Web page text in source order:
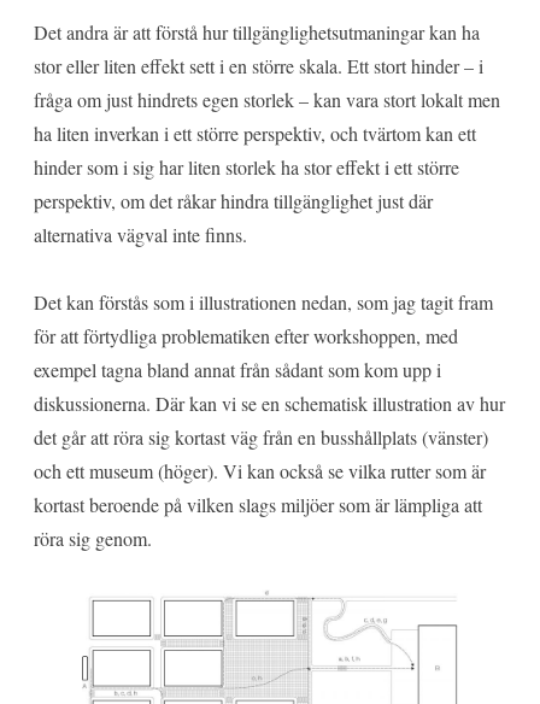
Det andra är att förstå hur tillgänglighetsutmaningar kan ha
stor eller liten effekt sett i en större skala. Ett stort hinder – i
fråga om just hindrets egen storlek – kan vara stort lokalt men
ha liten inverkan i ett större perspektiv, och tvärtom kan ett
hinder som i sig har liten storlek ha stor effekt i ett större
perspektiv, om det råkar hindra tillgänglighet just där
alternativa vägval inte finns.
Det kan förstås som i illustrationen nedan, som jag tagit fram
för att förtydliga problematiken efter workshoppen, med
exempel tagna bland annat från sådant som kom upp i
diskussionerna. Där kan vi se en schematisk illustration av hur
det går att röra sig kortast väg från en busshållplats (vänster)
och ett museum (höger). Vi kan också se vilka rutter som är
kortast beroende på vilken slags miljöer som är lämpliga att
röra sig genom.